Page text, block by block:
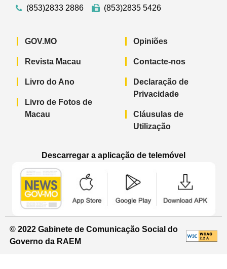
(853)2833 2886
(853)2835 5426
GOV.MO
Revista Macau
Livro do Ano
Livro de Fotos de
Macau
Opiniões
Contacte-nos
Declaração de
Privacidade
Cláusulas de
Utilização
Descarregar a aplicação de telemóvel
© 2022 Gabinete de Comunicação Social do
Governo da RAEM